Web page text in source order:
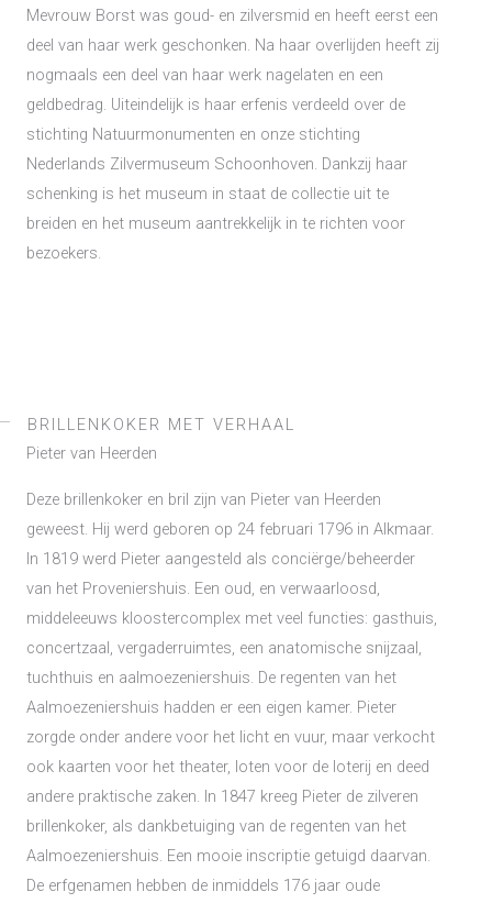
Mevrouw Borst was goud- en zilversmid en heeft eerst een
deel van haar werk geschonken. Na haar overlijden heeft zij
nogmaals een deel van haar werk nagelaten en een
geldbedrag. Uiteindelijk is haar erfenis verdeeld over de
stichting Natuurmonumenten en onze stichting
Nederlands Zilvermuseum Schoonhoven. Dankzij haar
schenking is het museum in staat de collectie uit te
breiden en het museum aantrekkelijk in te richten voor
bezoekers.
BRILLENKOKER MET VERHAAL
Pieter van Heerden
Deze brillenkoker en bril zijn van Pieter van Heerden
geweest. Hij werd geboren op 24 februari 1796 in Alkmaar.
In 1819 werd Pieter aangesteld als conciërge/beheerder
van het Proveniershuis. Een oud, en verwaarloosd,
middeleeuws kloostercomplex met veel functies: gasthuis,
concertzaal, vergaderruimtes, een anatomische snijzaal,
tuchthuis en aalmoezeniershuis. De regenten van het
Aalmoezeniershuis hadden er een eigen kamer. Pieter
zorgde onder andere voor het licht en vuur, maar verkocht
ook kaarten voor het theater, loten voor de loterij en deed
andere praktische zaken. In 1847 kreeg Pieter de zilveren
brillenkoker, als dankbetuiging van de regenten van het
Aalmoezeniershuis. Een mooie inscriptie getuigd daarvan.
De erfgenamen hebben de inmiddels 176 jaar oude